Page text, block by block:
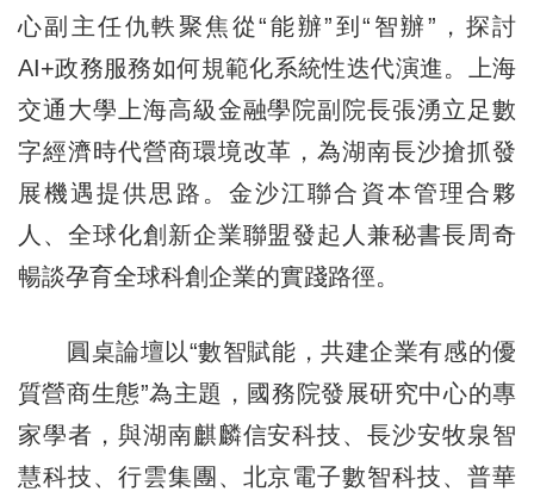
心副主任仇軼聚焦從“能辦”到“智辦”，探討
AI+政務服務如何規範化系統性迭代演進。上海
交通大學上海高級金融學院副院長張湧立足數
字經濟時代營商環境改革，為湖南長沙搶抓發
展機遇提供思路。金沙江聯合資本管理合夥
人、全球化創新企業聯盟發起人兼秘書長周奇
暢談孕育全球科創企業的實踐路徑。
圓桌論壇以“數智賦能，共建企業有感的優
質營商生態”為主題，國務院發展研究中心的專
家學者，與湖南麒麟信安科技、長沙安牧泉智
慧科技、行雲集團、北京電子數智科技、普華